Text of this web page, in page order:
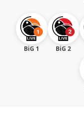
BiG 1 BiG 2